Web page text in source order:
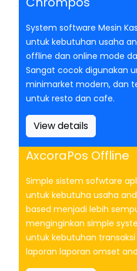
System software Mesin
untuk kebutuhan usaha
offline dan online mode
Sangat cocok digunakan
minimarket modern, dan
untuk resto dan cafe.
View details
AxcoraPos Offline
Simple sistem sofwtare
untuk kebutuha usaha
based menjadi lebih
menginginkan simple
untuk kebutuhan
laporan laporan omset